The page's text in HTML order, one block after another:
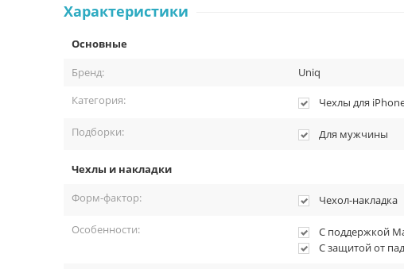
Характеристики
Основные
Бренд:
Uniq
Категория:
Чехлы для
Подборки: Для мужчины
Чехлы и накладки
Форм-фактор:
Чехол-накладка
Особенности:
С поддержкой
С защитой от